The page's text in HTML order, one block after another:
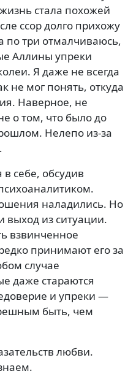
стала похожей
ссор долго прихожу
по три отмалчиваюсь,
Аллины упреки
Я даже не всегда
не мог понять, откуда
Наверное, не
о том, что было до
Нелепо из-за
в себе, обсудив
наладились. Но
выход из ситуации.
взвинченное
принимают его за
случае
даже стараются
и упреки —
быть, чем
любви.